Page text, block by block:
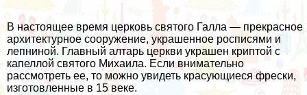
В настоящее время церковь святого Галла — прекрасное
архитектурное сооружение, украшенное росписями и
лепниной. Главный алтарь церкви украшен криптой с
капеллой святого Михаила. Если внимательно
рассмотреть ее, то можно увидеть красующиеся фрески,
изготовленные в 15 веке.